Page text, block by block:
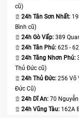
cũ)
24h Tân Sơn Nhất:
Bình cũ)
24h Gò Vấp: 389
24h Tân Phú: 625 -
24h Tăng Nhơn Phú:
Thủ Đức cũ)
24h Thủ Đức: 256 Võ
Đức Cũ)
24h Dĩ An: 70
24h Vũng Tàu: 162A